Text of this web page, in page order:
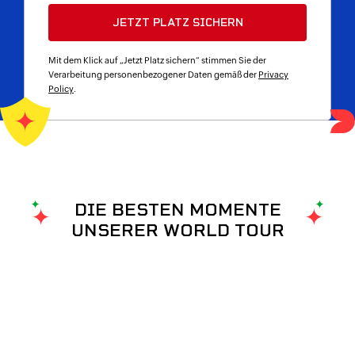
Mit dem Klick auf „Jetzt Platz sichern“ stimmen Sie der
Verarbeitung personenbezogener Daten gemäß der Privacy
Policy
DIE BESTEN MOMENTE
UNSERER WORLD TOUR